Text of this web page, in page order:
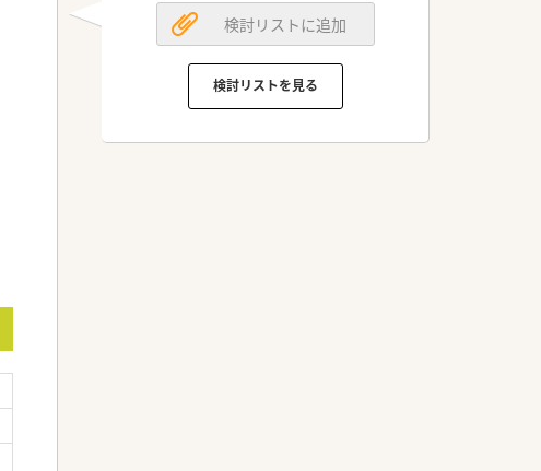
検討リストに追加
検討リストを見る